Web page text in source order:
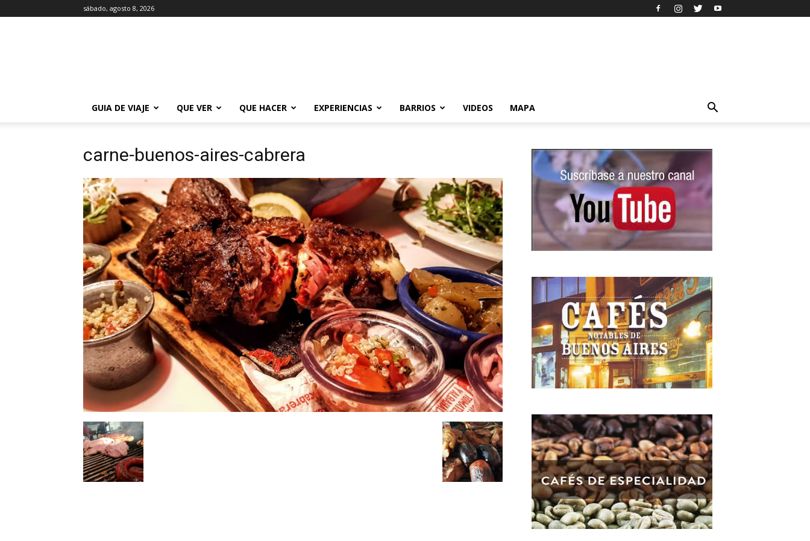
sábado, agosto 8, 2026
GUIA DE VIAJE
QUE VER QUE HACER EXPERIENCIAS BARRIOS VIDEOS MAPA
carne-buenos-aires-cabrera